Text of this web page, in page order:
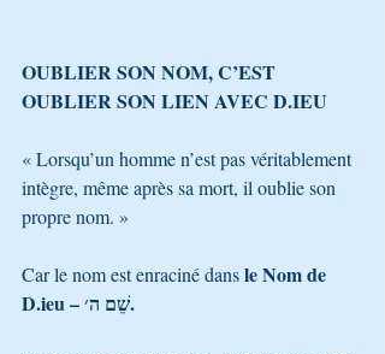
OUBLIER SON NOM, C’EST
OUBLIER SON LIEN AVEC D.IEU
« Lorsqu’un homme n’est pas véritablement
intègre, même après sa mort, il oublie son
propre nom. »
Car le nom est enraciné dans le Nom de
D.ieu – שֵׁם ה׳.